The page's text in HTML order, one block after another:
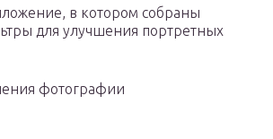
в котором собраны
для улучшения портретных
фотографии